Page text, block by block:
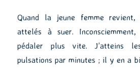
Quand la jeune femme revient,
attelés à suer.
pédaler plus vite. J’atteins
pulsations par minutes ; il y en a